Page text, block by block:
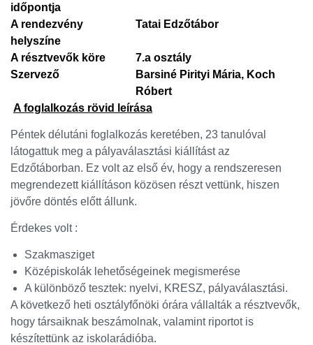
időpontja
A rendezvény
helyszíne
Tatai Edzőtábor
A résztvevők köre
7.a osztály
Szervező
Barsiné Pirityi Mária, Koch
Róbert
A foglalkozás rövid leírása
Péntek délutáni foglalkozás keretében, 23 tanulóval
látogattuk meg a pályaválasztási kiállítást az
Edzőtáborban. Ez volt az első év, hogy a rendszeresen
megrendezett kiállításon közösen részt vettünk, hiszen
jövőre döntés előtt állunk.
Érdekes volt :
Szakmasziget
Középiskolák lehetőségeinek megismerése
A különböző tesztek: nyelvi, KRESZ, pályaválasztási.
A következő heti osztályfőnöki órára vállalták a résztvevők,
hogy társaiknak beszámolnak, valamint riportot is
készítettünk az iskolarádióba.